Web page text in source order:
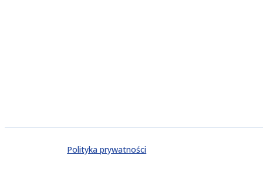
Polityka prywatności